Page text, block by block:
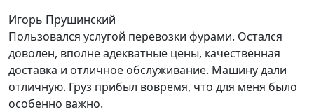
Игорь Прушинский
Пользовался услугой перевозки фурами. Остался
доволен, вполне адекватные цены, качественная
доставка и отличное обслуживание. Машину дали
отличную. Груз прибыл вовремя, что для меня было
особенно важно.